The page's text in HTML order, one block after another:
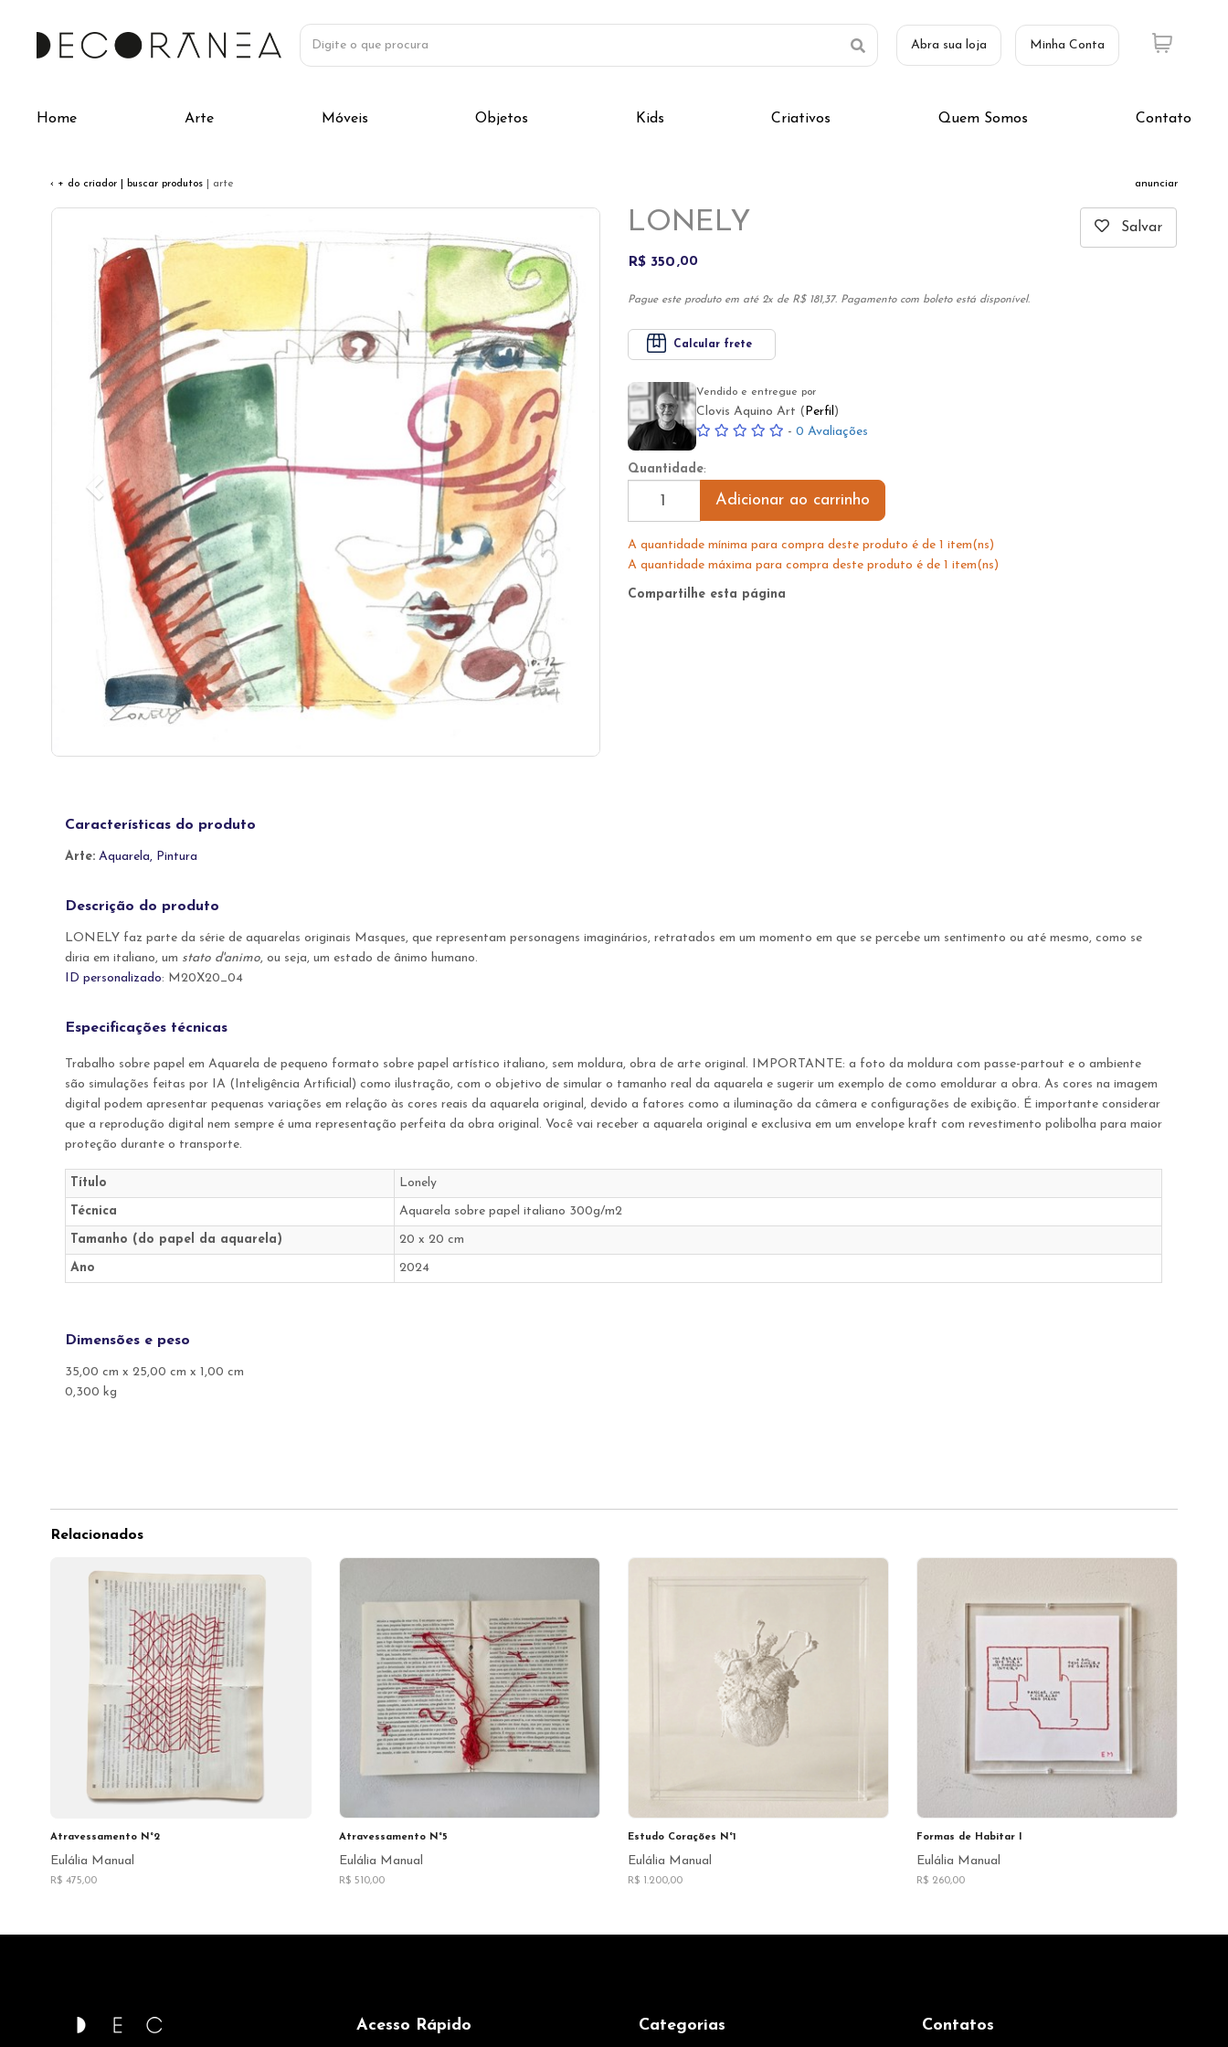
Abra sua loja Minha Conta
Home Arte Móveis Objetos Kids Criativos Quem Somos Contato
‹ + do criador | buscar produtos | arte anunciar
Next
Salvar
LONELY
R$ 350 00
Pague este produto em até 2x de R$ 181,37. Pagamento com boleto está disponível.
Calcular frete
Vendido e entregue por
Clovis Aquino Art (Perfil)
-0 Avaliações
Quantidade:
Adicionar ao carrinho
A quantidade mínima para compra deste produto é de 1 item(ns)
A quantidade máxima para compra deste produto é de 1 item(ns)
Compartilhe esta página
Características do produto
Arte: Aquarela, Pintura
Descrição do produto
LONELY faz parte da série de aquarelas originais Masques, que representam personagens imaginários, retratados em um momento em que se percebe um sentimento ou até mesmo, como se
diria em italiano, um stato d'animo, ou seja, um estado de ânimo humano.
ID personalizado: M20X20_04
Especificações técnicas
Trabalho sobre papel em Aquarela de pequeno formato sobre papel artístico italiano, sem moldura, obra de arte original. IMPORTANTE: a foto da moldura com passe-partout e o ambiente
são simulações feitas por IA (Inteligência Artificial) como ilustração, com o objetivo de simular o tamanho real da aquarela e sugerir um exemplo de como emoldurar a obra. As cores na imagem
digital podem apresentar pequenas variações em relação às cores reais da aquarela original, devido a fatores como a iluminação da câmera e configurações de exibição. É importante considerar
que a reprodução digital nem sempre é uma representação perfeita da obra original. Você vai receber a aquarela original e exclusiva em um envelope kraft com revestimento polibolha para maior
proteção durante o transporte.
Título Lonely
Técnica Aquarela sobre papel italiano 300g/m2
Tamanho (do papel da aquarela) 20 x 20 cm
Ano 2024
Dimensões e peso
35,00 cm x 25,00 cm x 1,00 cm
0,300 kg
Relacionados
Atravessamento N°2
Eulália Manual
R$ 475,00
Atravessamento N°5
Eulália Manual
R$ 510,00
Estudo Corações N°1
Eulália Manual
R$ 1.200,00
Formas de Habitar I
Eulália Manual
R$ 260,00
Acesso Rápido Categorias Contatos